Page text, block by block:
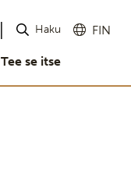
Haku FIN
Tee se itse